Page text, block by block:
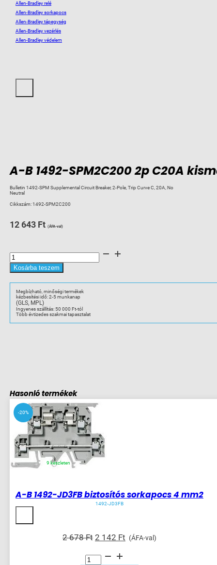
Allen-Bradley relé
Allen-Bradley sorkapocs
Allen-Bradley tápegység
Allen-Bradley vezérlés
Allen-Bradley védelem
A-B 1492-SPM2C200 2p C20A
Bulletin 1492-SPM Supplemental Circuit Breaker, 2-Pole, Trip Curve C, 20A, No
Neutral
Cikkszám:1492-SPM2C200
12 643 Ft (ÁFA-val)
1492-
SPM2C200
2p
kismegszakító
Kosárba teszem
Megbízható, minőségi termékek
kézbesítési idő: 2-5 munkanap
(GLS, MPL)
Ingyenes szállítás: 50 000 Ft-tól
Több évtizedes szakmai tapasztalat
Hasonló termékek
9 készleten
-20%
A-B 1492-JD3FB biztosítós sorkapocs 4 mm2
1492-JD3FB
2 678Ft Original
was:
2 142 Ft Current
(ÁFA-val)
1492-